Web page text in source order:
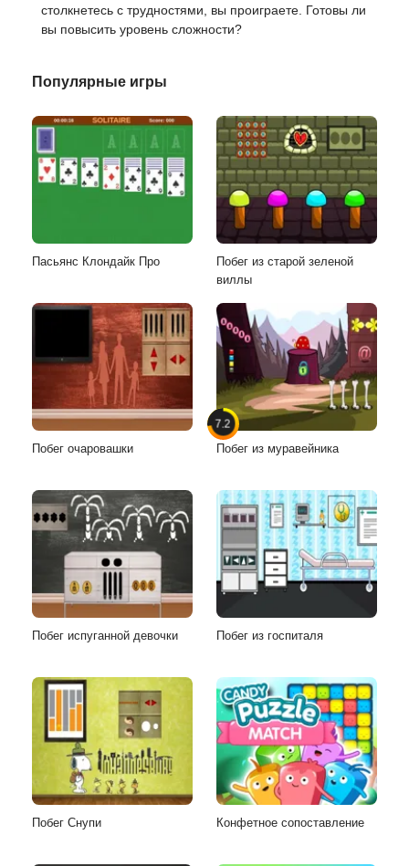
столкнетесь с трудностями, вы проиграете. Готовы ли
вы повысить уровень сложности?
Популярные игры
Пасьянс Клондайк Про
Побег из старой зеленой
виллы
Побег очаровашки
7.2
Побег из муравейника
Побег испуганной девочки Побег из госпиталя
Побег Снупи Конфетное сопоставление